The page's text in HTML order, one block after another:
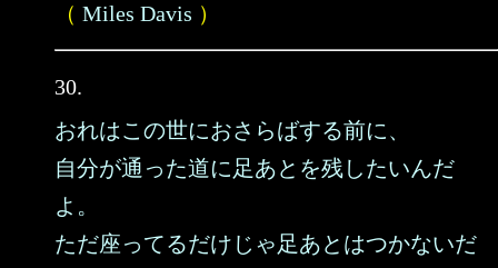
（ Miles Davis ）
30.
おれはこの世におさらばする前に、
自分が通った道に足あとを残したいんだ
よ。
ただ座ってるだけじゃ足あとはつかないだ